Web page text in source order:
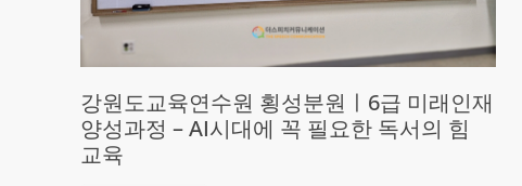
강원도교육연수원 횡성분원ㅣ6급 미래인재
양성과정 – AI시대에 꼭 필요한 독서의 힘
교육